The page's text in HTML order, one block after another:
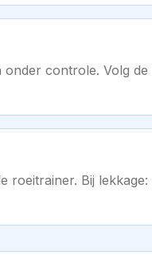
controle. Volg
roeitrainer. Bij